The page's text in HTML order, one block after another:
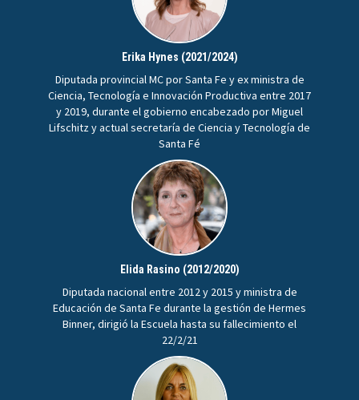
Erika Hynes (2021/2024)
Diputada provincial MC por Santa Fe y ex ministra de
Ciencia, Tecnología e Innovación Productiva entre 2017
y 2019, durante el gobierno encabezado por Miguel
Lifschitz y actual secretaría de Ciencia y Tecnología de
Santa Fé
Elida Rasino (2012/2020)
Diputada nacional entre 2012 y 2015 y ministra de
Educación de Santa Fe durante la gestión de Hermes
Binner, dirigió la Escuela hasta su fallecimiento el
22/2/21